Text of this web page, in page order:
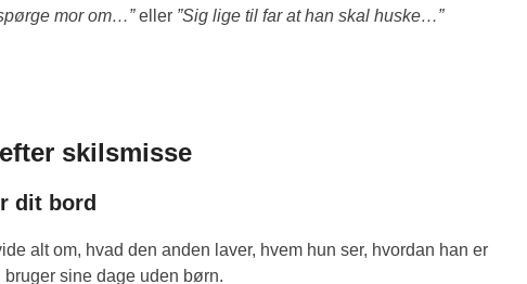
mor om…”eller ”Sig lige til far at han skal huske…”
skilsmisse
dit bord
alt om, hvad den anden laver, hvem hun ser, hvordan han er
sine dage uden børn.